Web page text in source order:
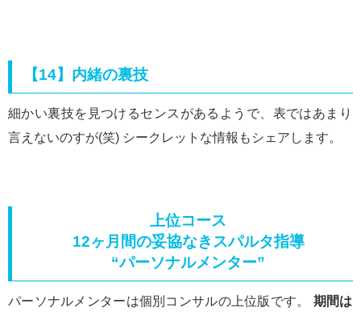
【14】内緒の裏技
細かい裏技を見つけるセンスがあるようで、表ではあまり
言えないのすが(笑) シークレットな情報もシェアします。
上位コース
12ヶ月間の妥協なきスパルタ指導
“パーソナルメンター”
パーソナルメンターは個別コンサルの上位版です。 期間は